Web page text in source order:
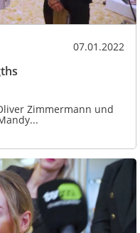
07.01.2022
Zimmermann und